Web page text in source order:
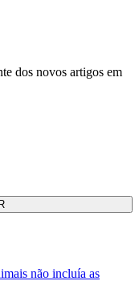
dos novos artigos em